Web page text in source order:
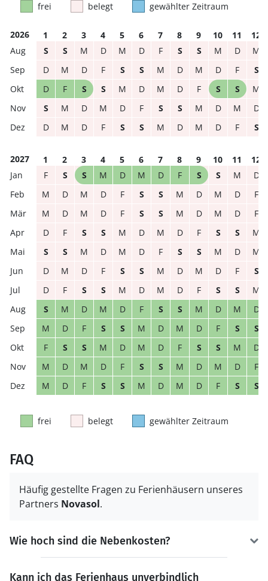
frei belegt gewählter Zeitraum
2026 1 2 3 4 5 6 7 8 9 10 11
12
S
S M D M D F S S M D
M
D
M D F S S M D M D F
S
D
F S S M D M D F S S
M
S
M D M D F S S M D M
D
D
M D F S S M D M D F S
2027 1 2 3 4 5 6 7 8 9 10 11
12
F
S S M D M D F S S M
D
M
D M D F S S M D M D
F
M
D M D F S S M D M D
F
D
F S S M D M D F S S
M
S
S M D M D F S S M D
M
D
M D F S S M D M D F
S
D
F S S M D M D F S S
M
S
M D M D F S S M D M
D
M
D F S S M D M D F S
S
F
S S M D M D F S S M
D
M
D M D F S S M D M D
F
M
D F S S M D M D F S S
frei belegt gewählter Zeitraum
FAQ
Häufig gestellte Fragen zu Ferienhäusern unseres
Partners Novasol.
Wie hoch sind die Nebenkosten?
Kann ich das Ferienhaus unverbindlich